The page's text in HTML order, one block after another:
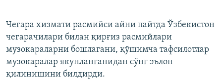
Чегара хизмати расмийси айни пайтда Ўзбекистон
чегарачилари билан қирғиз расмийлари
музокараларни бошлагани, қўшимча тафсилотлар
музокаралар якунланганидан сўнг эълон
қилинишини билдирди.